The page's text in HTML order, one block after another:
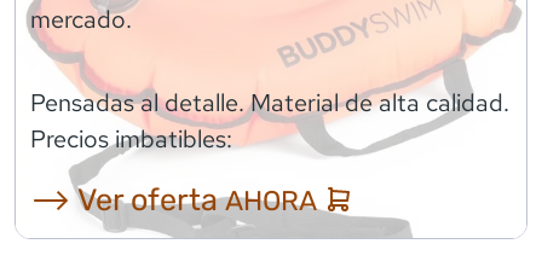
mercado.
Pensadas al detalle. Material de alta calidad.
Precios imbatibles:
⟶ Ver ofertaAHORA